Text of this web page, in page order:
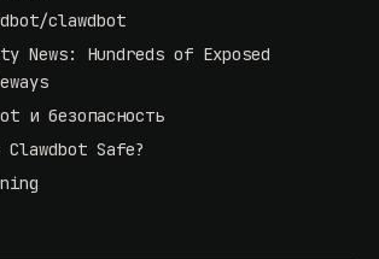
clawdbot
News: Hundreds of Exposed
и безопасность
Clawdbot Safe?